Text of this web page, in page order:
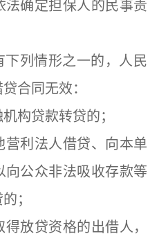
法确定担保人的民事责
列情形之一的，人民
合同无效：
贷款转贷的；
利法人借贷、向本单
向公众非法吸收存款等
；
放贷资格的出借人，